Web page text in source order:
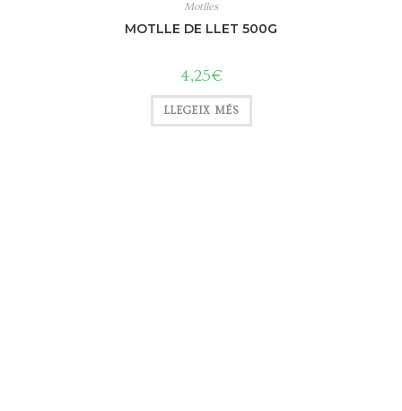
Motlles
MOTLLE DE LLET 500G
4,25€
LLEGEIX MÉS